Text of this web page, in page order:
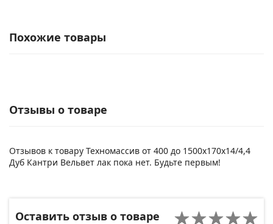
Похожие товары
Отзывы о товаре
Отзывов к товару Техномассив от 400 до 1500х170х14/4,4
Дуб Кантри Вельвет лак пока нет. Будьте первым!
Оставить отзыв о товаре